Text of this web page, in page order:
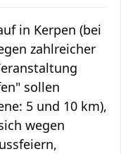
in Kerpen (bei
zahlreicher
sollen
5 und 10 km),
wegen